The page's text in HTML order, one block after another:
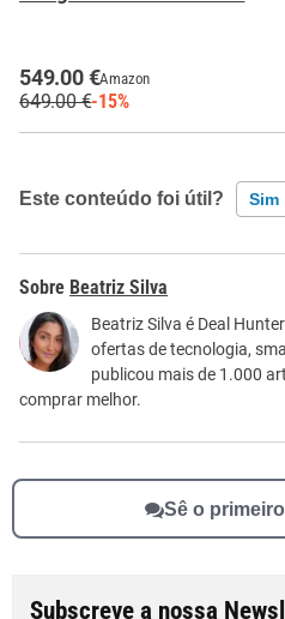
549.00 €Amazon
649.00 €-15%
Este conteúdo foi útil? Sim
Este conteúdo contém
Este conteúdo não tem a
Outro
Beatriz Silva
Beatriz Silva é Deal
ofertas de tecnologia,
publicou mais de 1.000
comprar melhor.
Sê o
Subscreve a nossa